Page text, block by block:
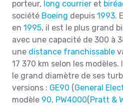
porteur, long courrier et
société Boeing depuis 1993.
en 1995, il est le plus grand
avec une capacité de 300 à
une distance franchissable
17 370 km selon les
le grand diamètre de ses
versions : GE90 (General
modèle 90, PW4000(Pratt &